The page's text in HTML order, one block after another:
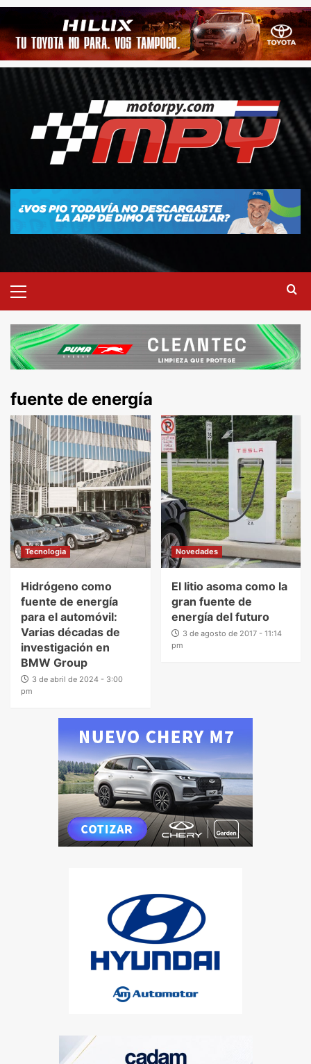
fuente de energía
Tecnologia
Hidrógeno como
fuente de energía
para el automóvil:
Varias décadas de
investigación en
BMW Group
3 de abril de 2024 - 3:00
pm
Novedades
El litio asoma como la
gran fuente de
energía del futuro
3 de agosto de 2017 - 11:14
pm